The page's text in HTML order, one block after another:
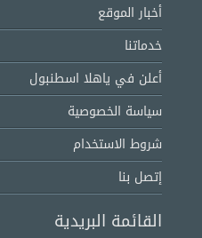
أخبار الموقع
خدماتنا
أعلن في ياهلا اسطنبول
سياسة الخصوصية
شروط الاستخدام
إتصل بنا
القائمة البريدية